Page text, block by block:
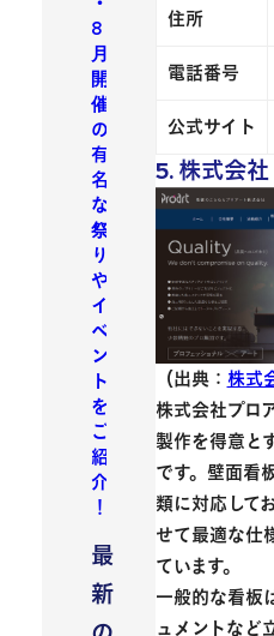
住所
電話番号
公式サイト
5. 株式会社
（出典： 株式
株式会社プロ
製作を得意と
です。壁面看
類に対応して
せて最適な仕
ています。
一般的な看板
ュメントなど
8
月
開
催
の
有
名
な
祭
り
や
イ
ベ
ン
ト
を
ご
紹
介
！
最
新